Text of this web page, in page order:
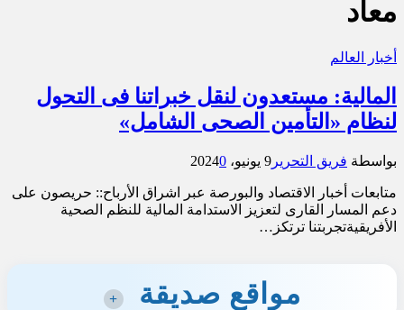
معاد
أخبار العالم
المالية: مستعدون لنقل خبراتنا فى التحول
لنظام «التأمين الصحى الشامل»
بواسطة فريق التحرير 9 يونيو، 2024 0
متابعات أخبار الاقتصاد والبورصة عبر اشراق الأرباح:: حريصون على
دعم المسار القارى لتعزيز الاستدامة المالية للنظم الصحية
الأفريقيةتجربتنا ترتكز…
مواقع صديقة +